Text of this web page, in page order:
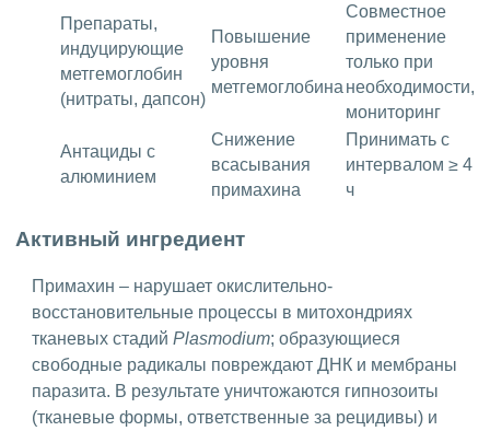
Препараты,
индуцирующие
метгемоглобин
(нитраты, дапсон)
Повышение
уровня
метгемоглобина
Совместное
применение
только при
необходимости,
мониторинг
Антациды с
алюминием
Снижение
всасывания
примахина
Принимать с
интервалом ≥ 4
ч
Активный ингредиент
Примахин – нарушает окислительно-
восстановительные процессы в митохондриях
тканевых стадий Plasmodium; образующиеся
свободные радикалы повреждают ДНК и мембраны
паразита. В результате уничтожаются гипнозоиты
(тканевые формы, ответственные за рецидивы) и